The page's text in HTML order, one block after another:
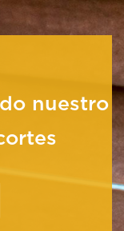
nuestro